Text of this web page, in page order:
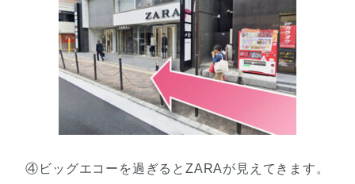
④ビッグエコーを過ぎるとZARAが見えてきます。